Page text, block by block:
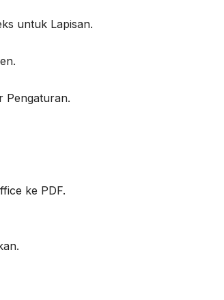
untuk Lapisan.
Pengaturan.
ke PDF.